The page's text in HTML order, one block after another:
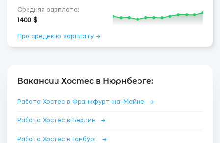
Средняя зарплата:
1400 $
Про среднюю зарплату →
Вакансии Хостес в Нюрнберге:
Работа Хостес в Франкфурт-на-Майне →
Работа Хостес в Берлин →
Работа Хостес в Гамбург →